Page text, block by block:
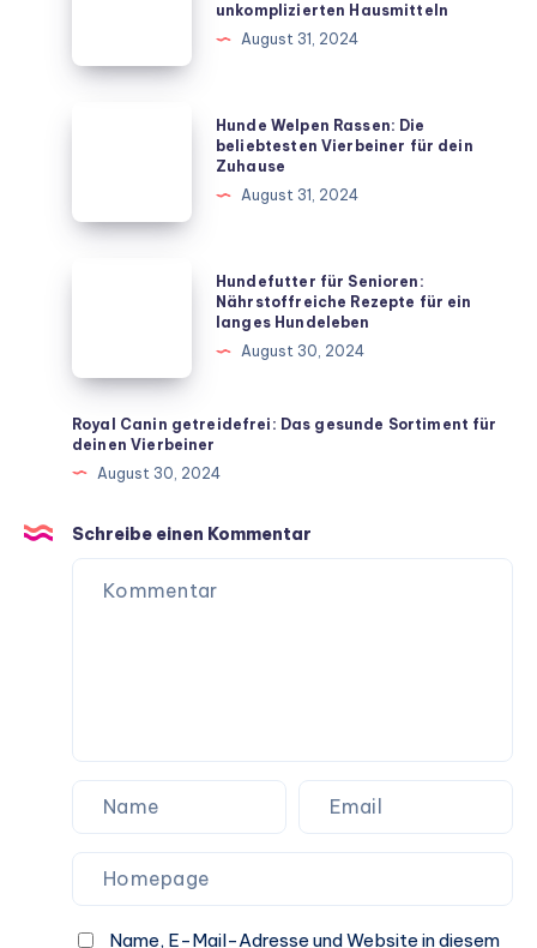
Hund
unkomplizierten Hausmitteln
August 31, 2024
beliebtesten
Hunde Welpen Rassen: Die
beliebtesten Vierbeiner für dein
Zuhause
August 31, 2024
Rezepte
für
ein
langes
Hundefutter für Senioren:
Nährstoffreiche Rezepte für ein
langes Hundeleben
August 30, 2024
Royal Canin getreidefrei: Das gesunde Sortiment für
deinen Vierbeiner
August 30, 2024
Schreibe einen Kommentar
Name, E-Mail-Adresse und Website in diesem